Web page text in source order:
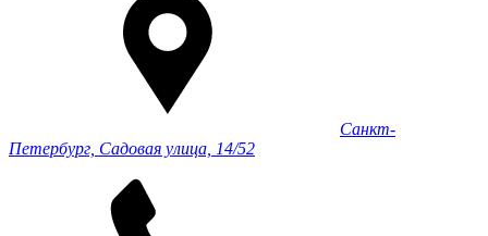
Санкт-
Петербург, Садовая улица, 14/52